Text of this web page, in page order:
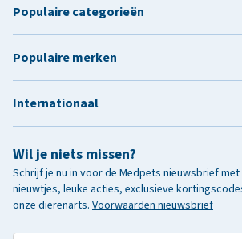
Wil je niets missen?
Schrijf je nu in voor de Medpets nieuwsbrief
nieuwtjes, leuke acties, exclusieve
onze dierenarts. Voorwaarden nieuwsbrief
Populaire categorieën
Populaire merken
Internationaal